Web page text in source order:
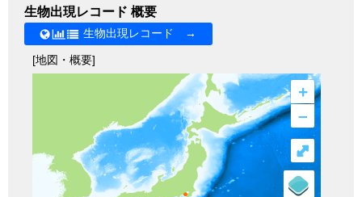
生物出現レコード 概要
生物出現レコード →
[地図・概要]
+
–
⤢